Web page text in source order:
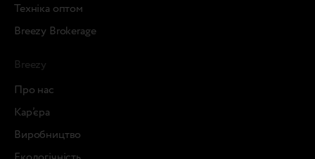
Техніка оптом
Breezy Brokerage
Breezy
Про нас
Кар’єра
Виробництво